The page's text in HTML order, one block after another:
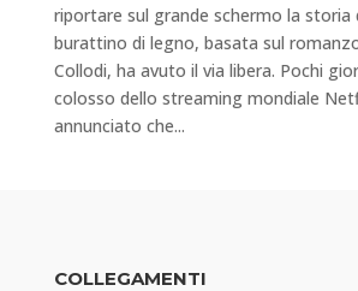
riportare sul grande schermo la storia
burattino di legno, basata sul
Collodi, ha avuto il via libera. Pochi
colosso dello streaming mondiale
annunciato che...
COLLEGAMENTI